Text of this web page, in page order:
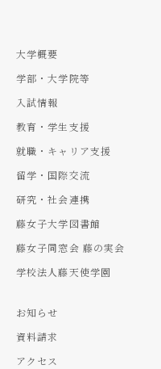
大学概要
学部・大学院等
入試情報
教育・学生支援
就職・キャリア支援
留学・国際交流
研究・社会連携
藤女子大学図書館
藤女子同窓会 藤の実会
学校法人藤天使学園
お知らせ
資料請求
アクセス